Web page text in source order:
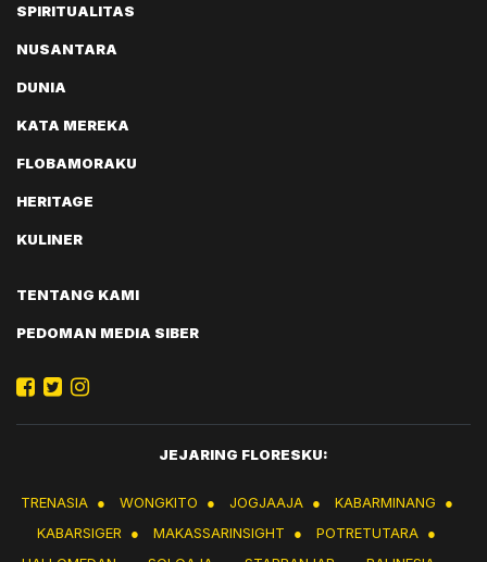
SPIRITUALITAS
NUSANTARA
DUNIA
KATA MEREKA
FLOBAMORAKU
HERITAGE
KULINER
TENTANG KAMI
PEDOMAN MEDIA SIBER
JEJARING FLORESKU:
TRENASIA ● WONGKITO ● JOGJAAJA ● KABARMINANG
●
KABARSIGER
● MAKASSARINSIGHT ● POTRETUTARA ●